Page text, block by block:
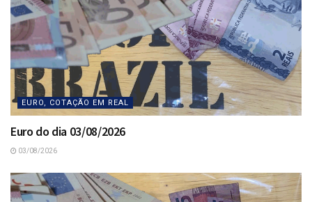
EURO, COTAÇÃO EM REAL
Euro do dia 03/08/2026
03/08/2026